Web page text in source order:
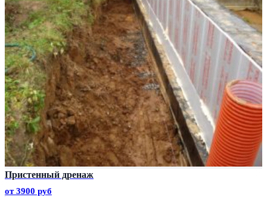
Пристенный дренаж
от 3900 руб